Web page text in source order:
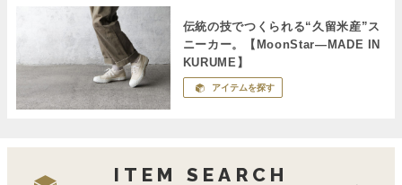
伝統の技でつくられる“久留米産”ス
ニーカー。【MoonStar―MADE IN
KURUME】
アイテムを探す
ITEM SEARCH